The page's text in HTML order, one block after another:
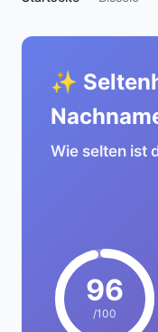
✨
Wie selten ist
96
/100